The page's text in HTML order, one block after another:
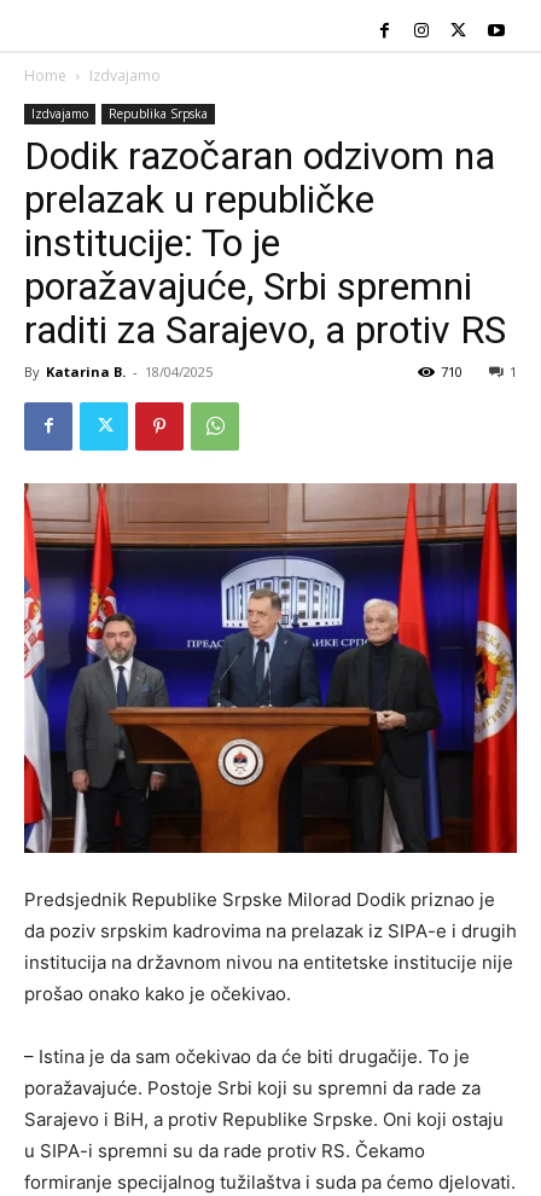
Home Izdvajamo
Izdvajamo Republika Srpska
Dodik razočaran odzivom na
prelazak u republičke
institucije: To je
poražavajuće, Srbi spremni
raditi za Sarajevo, a protiv RS
By Katarina B. - 18/04/2025 1
710
Predsjednik Republike Srpske Milorad Dodik priznao je
da poziv srpskim kadrovima na prelazak iz SIPA-e i drugih
institucija na državnom nivou na entitetske institucije nije
prošao onako kako je očekivao.
– Istina je da sam očekivao da će biti drugačije. To je
poražavajuće. Postoje Srbi koji su spremni da rade za
Sarajevo i BiH, a protiv Republike Srpske. Oni koji ostaju
u SIPA-i spremni su da rade protiv RS. Čekamo
formiranje specijalnog tužilaštva i suda pa ćemo djelovati.